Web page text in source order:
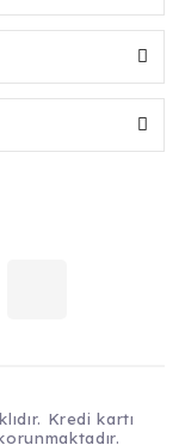
Kredi kartı